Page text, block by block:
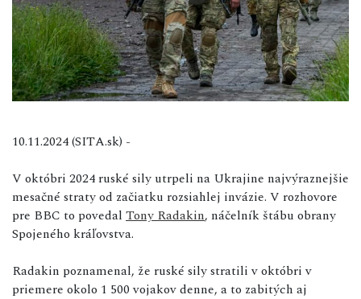
10.11.2024 (SITA.sk) -
V októbri 2024 ruské sily utrpeli na Ukrajine najvýraznejšie
mesačné straty od začiatku rozsiahlej invázie. V rozhovore
pre BBC to povedal Tony Radakin, náčelník štábu obrany
Spojeného kráľovstva.
Radakin poznamenal, že ruské sily stratili v októbri v
priemere okolo 1 500 vojakov denne, a to zabitých aj